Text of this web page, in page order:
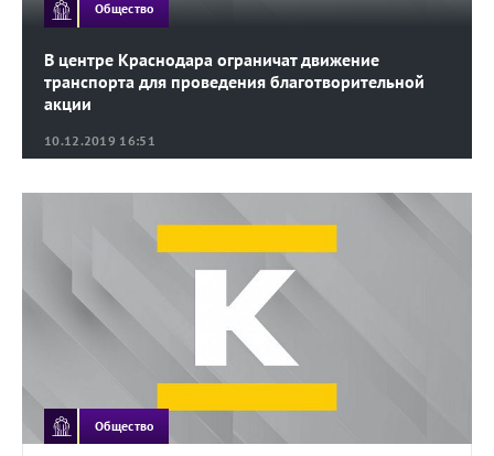
10.12.2019 16:51
В центре Краснодара ограничат движение
транспорта для проведения благотворительной
акции
Общество
Общество